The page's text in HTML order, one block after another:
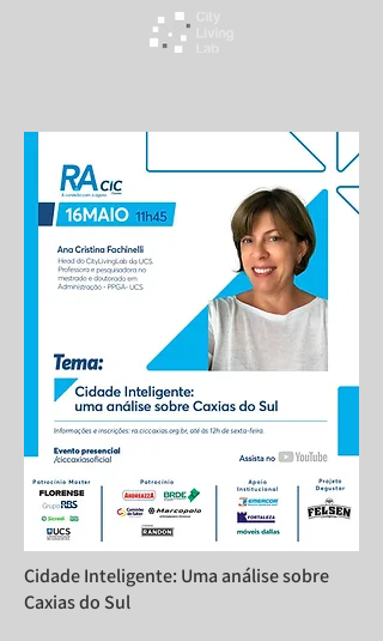
Cidade Inteligente: Uma análise sobre
Caxias do Sul